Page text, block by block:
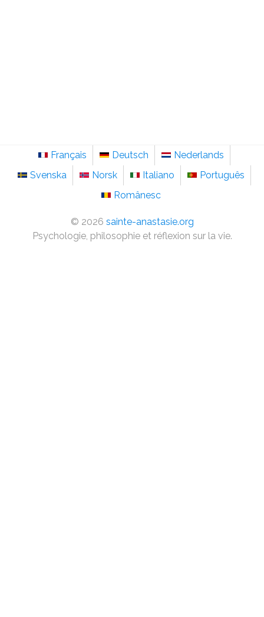
Français Deutsch
Nederlands
Svenska
Norsk Italiano
Português
Românesc
© 2026 sainte-anastasie.org
Psychologie, philosophie et réflexion sur la vie.